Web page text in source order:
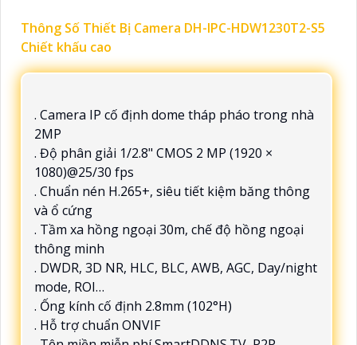
Thông Số Thiết Bị Camera DH-IPC-HDW1230T2-S5
Chiết khấu cao
. Camera IP cố định dome tháp pháo trong nhà
2MP
. Độ phân giải 1/2.8" CMOS 2 MP (1920 ×
1080)@25/30 fps
. Chuẩn nén H.265+, siêu tiết kiệm băng thông
và ổ cứng
. Tầm xa hồng ngoại 30m, chế độ hồng ngoại
thông minh
. DWDR, 3D NR, HLC, BLC, AWB, AGC, Day/night
mode, ROI…
. Ống kính cố định 2.8mm (102°H)
. Hỗ trợ chuẩn ONVIF